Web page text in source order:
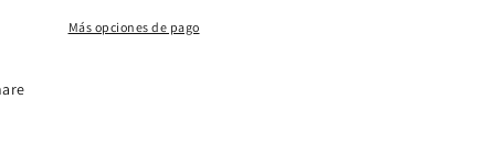
Más opciones de pago